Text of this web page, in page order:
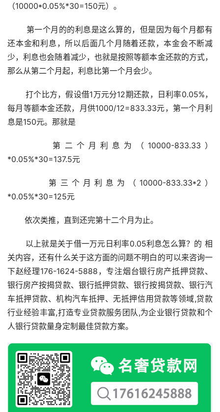
（10000*0.05%*30=150元）。
第一个月的的利息是这么算的，但是因为每个月都有
还本金和利息，所以后面几个月随着还款，本金会不断减
少，利息也会随着减少，也就是按照等额本金还款的方式，
那么从第二个月起，利息比第一个月会少。
打个比方，假设借1万元分12期还款，日利率0.05%，
每月等额本金还款，月供1000/12=833.33元，第一个月利
息是150元。那就是
第二个月利息为（10000-833.33）
*0.05%*30=137.5元
第三个月利息为（10000-833.33*2）
*0.05%*30=125元
依次类推，直到还完第十二个月为止。
以上就是关于借一万元日利率0.05利息怎么算？的 相
关内容，还有什么关于这方面的问题不明白的可以来咨询一
下赵经理176-1624-5888，专注烟台银行房产抵押贷款、
银行房产按揭贷款、银行抵押贷款、银行按揭贷款、银行汽
车抵押贷款、机构汽车抵押、无抵押信用贷款等领域,贷款
行业经验丰富,打造专业贷款服务团队,为企业银行贷款和个
人银行贷款量身定制最佳贷款方案。